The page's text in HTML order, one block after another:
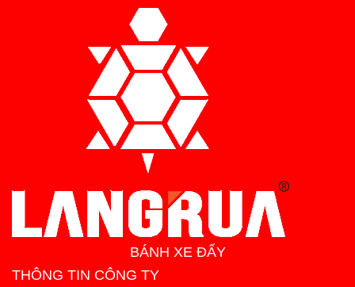
BÁNH XE ĐẨY
THÔNG TIN CÔNG TY